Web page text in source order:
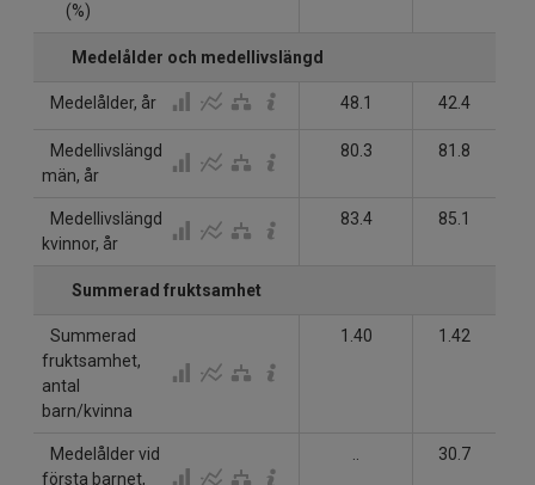
(%)
Medelålder och medellivslängd
Medelålder, år 48.1 42.4
Medellivslängd
män, år
80.3 81.8
Medellivslängd
kvinnor, år
83.4 85.1
Summerad fruktsamhet
Summerad
fruktsamhet,
antal
barn/kvinna
1.40 1.42
Medelålder vid
första barnet,
30.7